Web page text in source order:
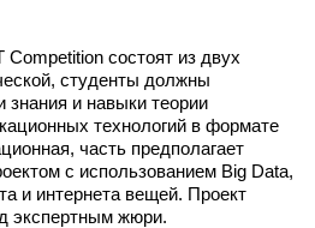
состоят из двух
студенты должны
знания и навыки теории
технологий в формате
часть предполагает
с использованием Big Data,
и интернета вещей. Проект
экспертным жюри.